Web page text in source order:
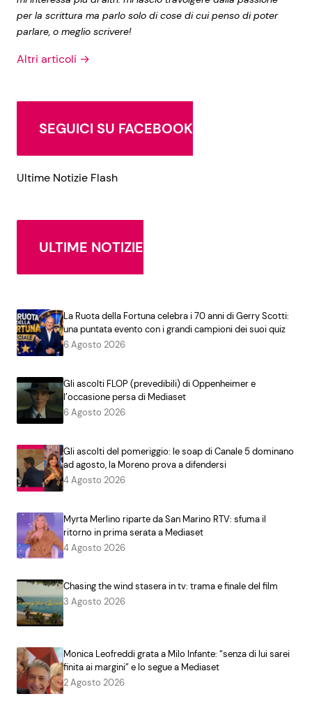
per la scrittura ma parlo solo di cose di cui penso di poter
parlare, o meglio scrivere!
Altri articoli →
SEGUICI SU FACEBOOK
Ultime Notizie Flash
ULTIME NOTIZIE
La Ruota della Fortuna celebra i 70 anni di Gerry Scotti:
una puntata evento con i grandi campioni dei suoi quiz
6 Agosto 2026
Gli ascolti FLOP (prevedibili) di Oppenheimer e
l’occasione persa di Mediaset
6 Agosto 2026
Gli ascolti del pomeriggio: le soap di Canale 5 dominano
ad agosto, la Moreno prova a difendersi
4 Agosto 2026
Myrta Merlino riparte da San Marino RTV: sfuma il
ritorno in prima serata a Mediaset
4 Agosto 2026
Chasing the wind stasera in tv: trama e finale del film
3 Agosto 2026
Monica Leofreddi grata a Milo Infante: “senza di lui sarei
finita ai margini” e lo segue a Mediaset
2 Agosto 2026